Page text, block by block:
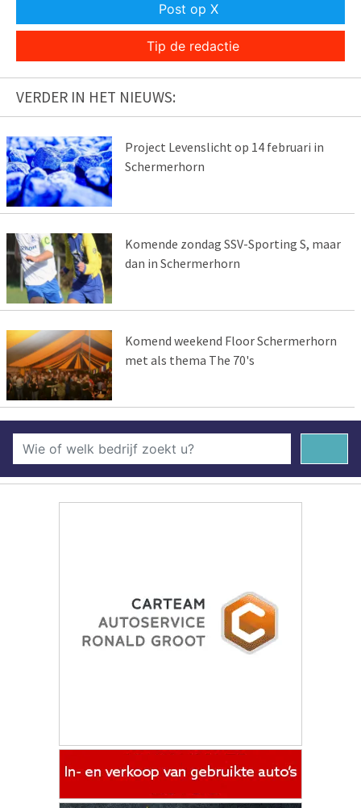
Post op X
Tip de redactie
VERDER IN HET NIEUWS:
Project Levenslicht op 14 februari in
Schermerhorn
Komende zondag SSV-Sporting S, maar
dan in Schermerhorn
Komend weekend Floor Schermerhorn
met als thema The 70's